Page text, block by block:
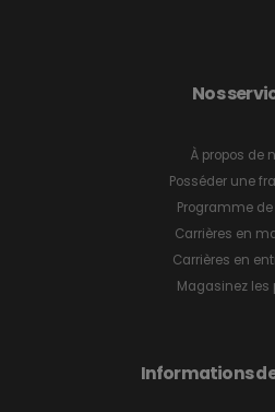
Nos
À propos de
Posséder une
Programme
Carrières en
Carrières en
Magasinez les
Informations